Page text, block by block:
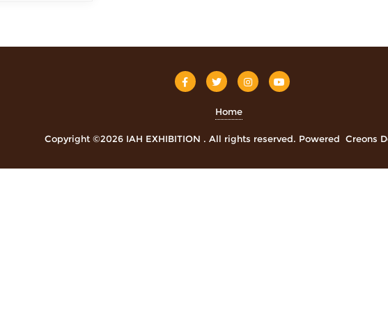
Home
Copyright ©2026 IAH EXHIBITION . All rights reserved. Powered Creons